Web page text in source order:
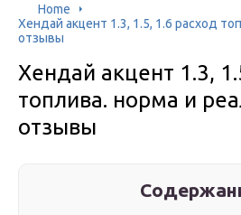
Home
Хендай акцент 1.3, 1.5, 1.6 расход
отзывы
Хендай акцент 1.3,
топлива. норма и
отзывы